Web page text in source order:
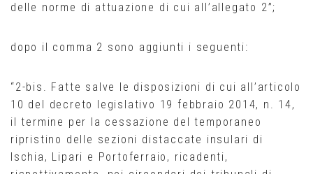
delle norme di attuazione di cui all’allegato 2”;
dopo il comma 2 sono aggiunti i seguenti:
“2-bis. Fatte salve le disposizioni di cui all’articolo
10 del decreto legislativo 19 febbraio 2014, n. 14,
il termine per la cessazione del temporaneo
ripristino delle sezioni distaccate insulari di
Ischia, Lipari e Portoferraio, ricadenti,